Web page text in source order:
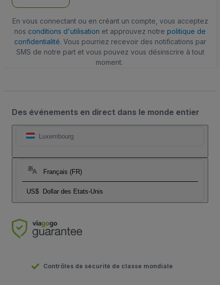
En vous connectant ou en créant un compte, vous acceptez
nos conditions d'utilisation et approuvez notre politique de
confidentialité. Vous pourriez recevoir des notifications par
SMS de notre part et vous pouvez vous désinscrire à tout
moment.
Des événements en direct dans le monde entier
Luxembourg
Français (FR)
US$ Dollar des Etats-Unis
Contrôles de sécurité de classe mondiale